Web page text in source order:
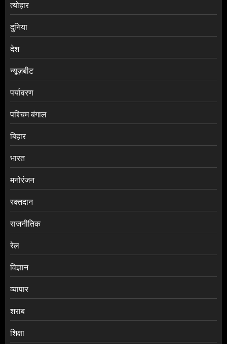
त्योहार
दुनिया
देश
न्यूज़बीट
पर्यावरण
पश्चिम बंगाल
बिहार
भारत
मनोरंजन
रक्तदान
राजनीतिक
रेल
विज्ञान
व्यापार
शराब
शिक्षा